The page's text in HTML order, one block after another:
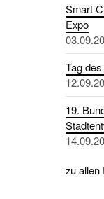
Smart
Expo
Tag
19.
zu